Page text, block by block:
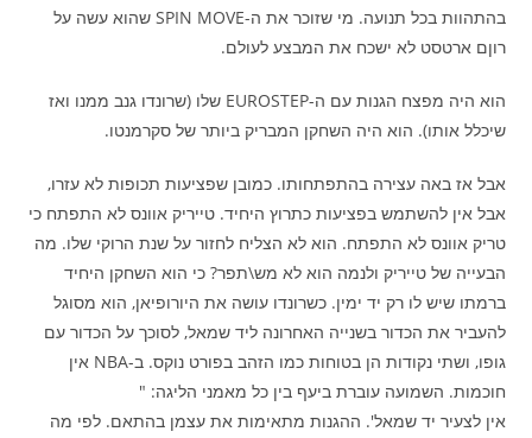
בהתהוות בכל תנועה. מי שזוכר את ה-SPIN MOVE שהוא עשה על
רוןם ארטסט לא ישכח את המבצע לעולם.
הוא היה מפצח הגנות עם ה-EUROSTEP שלו (שרונדו גנב ממנו ואז
שיכלל אותו). הוא היה השחקן המבריק ביותר של סקרמנטו.
אבל אז באה עצירה בהתפתחותו. כמובן שפציעות תכופות לא עזרו,
אבל אין להשתמש בפציעות כתרוץ היחיד. טייריק אוונס לא התפתח כי
טריק אוונס לא התפתח. הוא לא הצליח לחזור על שנת הרוקי שלו. מה
הבעייה של טייריק ולנמה הוא לא מש\תפר? כי הוא השחקן היחיד
ברמתו שיש לו רק יד ימין. כשרונדו עושה את היורופיאן, הוא מסוגל
להעביר את הכדור בשנייה האחרונה ליד שמאל, לסוכך על הכדור עם
גופו, ושתי נקודות הן בטוחות כמו הזהב בפורט נוקס. ב-NBA אין
חוכמות. השמועה עוברת ביעף בין כל מאמני הליגה: "
אין לצעיר יד שמאל'. ההגנות מתאימות את עצמן בהתאם. לפי מה